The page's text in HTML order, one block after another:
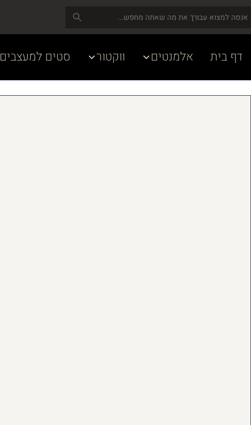
דף בית אלמנטים ווקטור סטים למעצבים